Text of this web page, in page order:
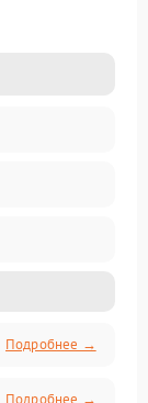
Подробнее →
Подробнее →